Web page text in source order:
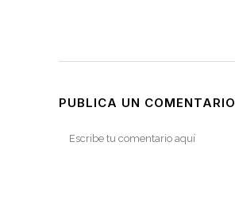
PUBLICA UN COMENTARIO